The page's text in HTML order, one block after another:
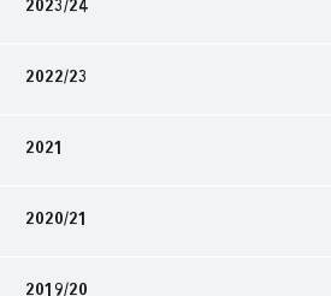
2023/24
2022/23
2021
2020/21
2019/20